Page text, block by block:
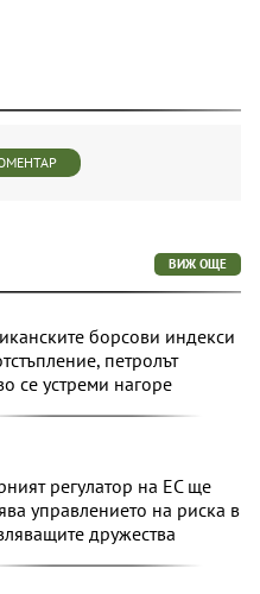
ВИЖ ОЩЕ
борсови индекси
петролът
се устреми нагоре
регулатор на ЕС ще
управлението на риска в
дружества